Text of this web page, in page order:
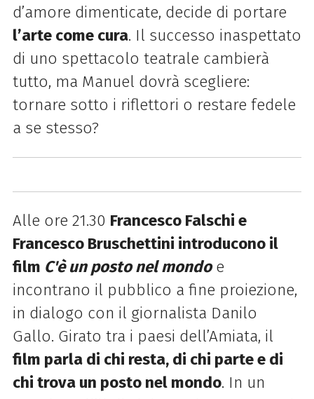
d’amore dimenticate, decide di portare
l’arte come cura. Il successo inaspettato
di uno spettacolo teatrale cambierà
tutto, ma Manuel dovrà scegliere:
tornare sotto i riflettori o restare fedele
a se stesso?
Alle ore 21.30 Francesco Falschi e
Francesco Bruschettini introducono il
film C'è un posto nel mondoe
incontrano il pubblico a fine proiezione,
in dialogo con il giornalista Danilo
Gallo. Girato tra i paesi dell’Amiata, il
film parla di chi resta, di chi parte e di
chi trova un posto nel mondo. In un